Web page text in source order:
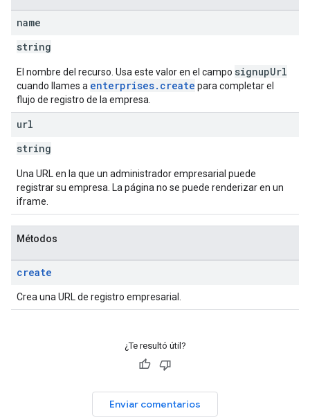
name
string
El nombre del recurso. Usa este valor en el campo signupUrl
cuando llames a enterprises.create para completar el
flujo de registro de la empresa.
url
string
Una URL en la que un administrador empresarial puede
registrar su empresa. La página no se puede renderizar en un
iframe.
Métodos
create
Crea una URL de registro empresarial.
¿Te resultó útil?
Enviar comentarios